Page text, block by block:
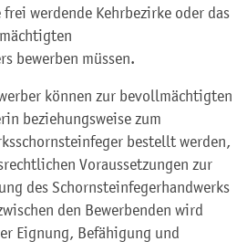
werdende Kehrbezirke oder das
bewerben müssen.
können zur bevollmächtigten
beziehungsweise zum
bestellt werden,
Voraussetzungen zur
des Schornsteinfegerhandwerks
den Bewerbenden wird
Eignung, Befähigung und